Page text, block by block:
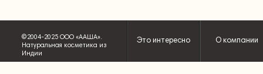
Это интересно О компании
©2004-2025 ООО «ААША».
Натуральная косметика из
Индии